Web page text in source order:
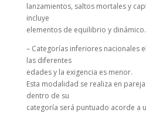
lanzamientos, saltos mortales y
incluye
elementos de equilibrio y dinámico.
– Categorías inferiores nacionales
las diferentes
edades y la exigencia es menor.
Esta modalidad se realiza en
dentro de su
categoría será puntuado acorde a